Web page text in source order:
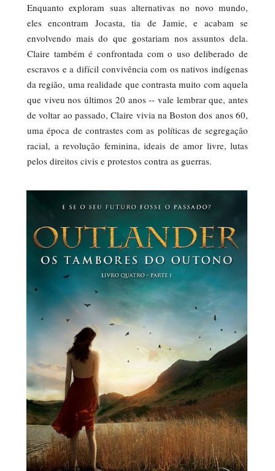
Enquanto exploram suas alternativas no novo mundo,
eles encontram Jocasta, tia de Jamie, e acabam se
envolvendo mais do que gostariam nos assuntos dela.
Claire também é confrontada com o uso deliberado de
escravos e a difícil convivência com os nativos indígenas
da região, uma realidade que contrasta muito com aquela
que viveu nos últimos 20 anos -- vale lembrar que, antes
de voltar ao passado, Claire vivia na Boston dos anos 60,
uma época de contrastes com as políticas de segregação
racial, a revolução feminina, ideais de amor livre, lutas
pelos direitos civis e protestos contra as guerras.